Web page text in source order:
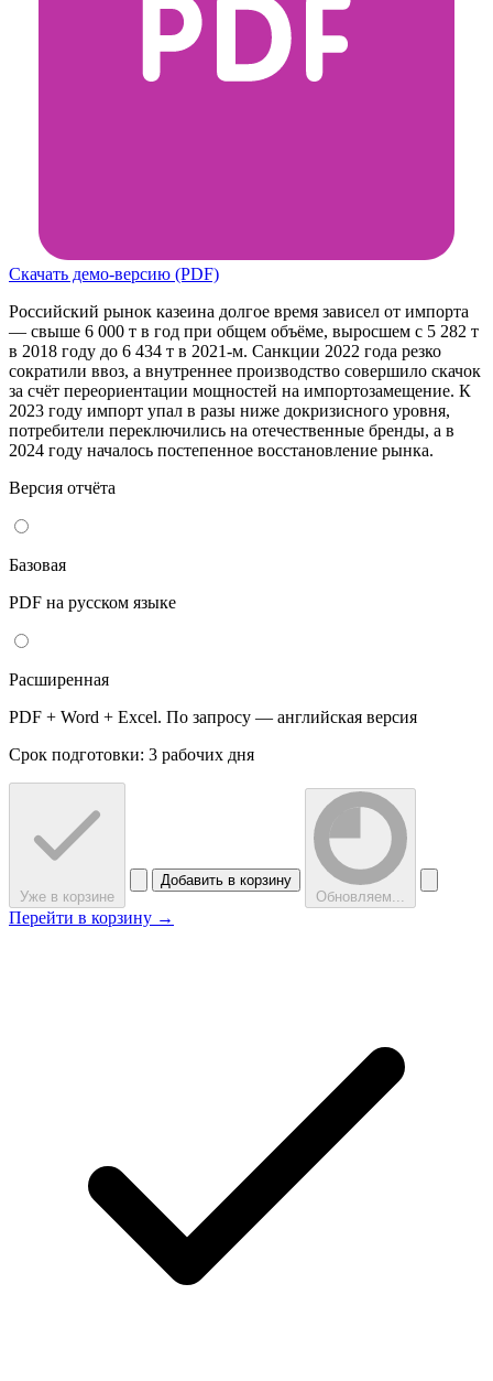
Скачать демо-версию (PDF)
Российский рынок казеина долгое время зависел от импорта
— свыше 6 000 т в год при общем объёме, выросшем с 5 282 т
в 2018 году до 6 434 т в 2021-м. Санкции 2022 года резко
сократили ввоз, а внутреннее производство совершило скачок
за счёт переориентации мощностей на импортозамещение. К
2023 году импорт упал в разы ниже докризисного уровня,
потребители переключились на отечественные бренды, а в
2024 году началось постепенное восстановление рынка.
Версия отчёта
Базовая
PDF на русском языке
Расширенная
PDF + Word + Excel. По запросу — английская версия
Срок подготовки: 3 рабочих дня
Уже в корзине
Добавить в корзину
Обновляем...
Перейти в корзину →